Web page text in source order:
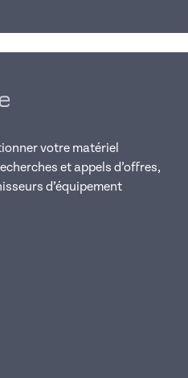
votre matériel
et appels d’offres,
d’équipement